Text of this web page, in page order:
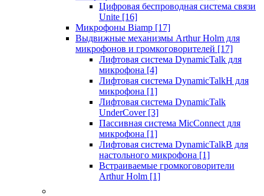
Цифровая беспроводная система связи
Unite [16]
Микрофоны Biamp [17]
Выдвижные механизмы Arthur Holm для
микрофонов и громкоговорителей [17]
Лифтовая система DynamicTalk для
микрофона [4]
Лифтовая система DynamicTalkH для
микрофона [1]
Лифтовая система DynamicTalk
UnderCover [3]
Пассивная система MicConnect для
микрофона [1]
Лифтовая система DynamicTalkB для
настольного микрофона [1]
Встраиваемые громкоговорители
Arthur Holm [1]